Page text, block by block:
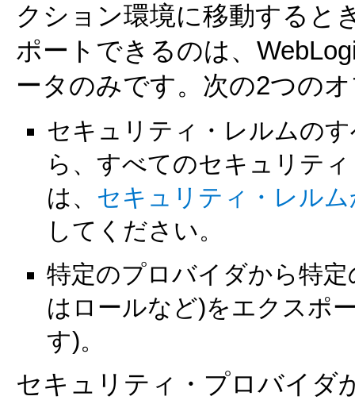
クション環境に移動すると
ポートできるのは、
ータのみです。次の2つの
セキュリティ・レルムの
ら、すべてのセキュリテ
は、 セキュリティ・レル
してください。
特定のプロバイダから特
はロールなど)をエクスポ
す)。
セキュリティ・プロバイダ